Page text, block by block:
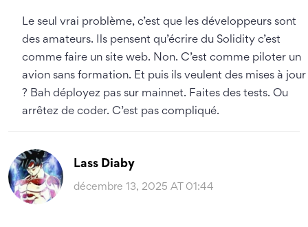
Le seul vrai problème, c’est que les développeurs sont
des amateurs. Ils pensent qu’écrire du Solidity c’est
comme faire un site web. Non. C’est comme piloter un
avion sans formation. Et puis ils veulent des mises à jour
? Bah déployez pas sur mainnet. Faites des tests. Ou
arrêtez de coder. C’est pas compliqué.
Lass Diaby
décembre 13, 2025 AT 01:44